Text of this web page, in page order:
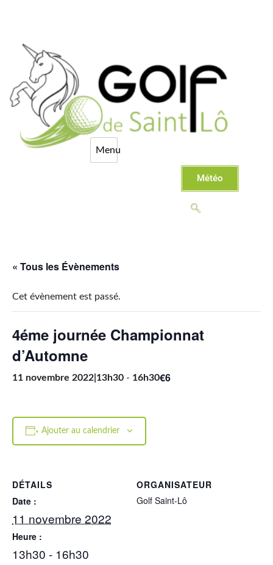
Météo
« Tous les Évènements
Cet évènement est passé.
4éme journée Championnat
d’Automne
11 novembre 2022|13h30 - 16h30€6
Ajouter au calendrier
DÉTAILS
Date :
11 novembre 2022
Heure :
13h30 - 16h30
ORGANISATEUR
Golf Saint-Lô